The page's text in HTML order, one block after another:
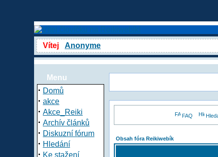
Vítej Anonyme
Menu
· Domů
· akce
· Akce_Reiki
· Archív článků
· Diskuzní fórum
· Hledání
· Ke stažení
FAQ
Obsah fóra Reikiwebík